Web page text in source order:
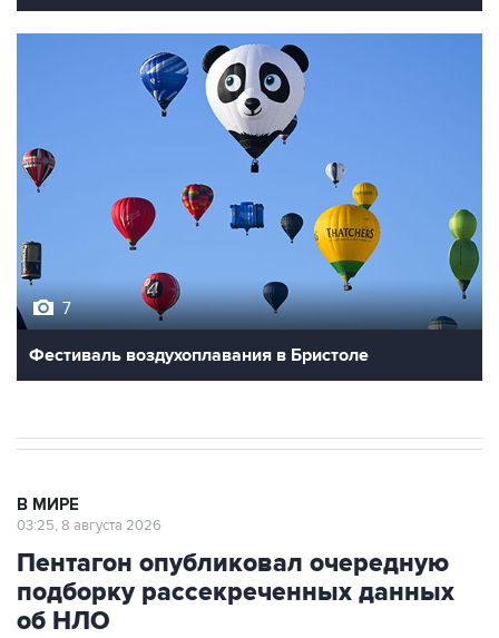
Фестиваль воздухоплавания в Бристоле
Пентагон опубликовал очередную
подборку рассекреченных данных
об НЛО
Москва. 8 августа. INTERFAX.RU - Пентагон